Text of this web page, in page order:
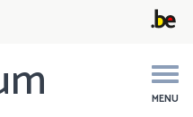
MENU